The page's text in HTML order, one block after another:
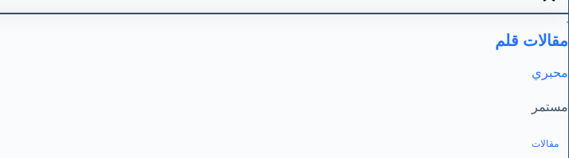
مقالات قلم
محبري
مستمر
مقالات